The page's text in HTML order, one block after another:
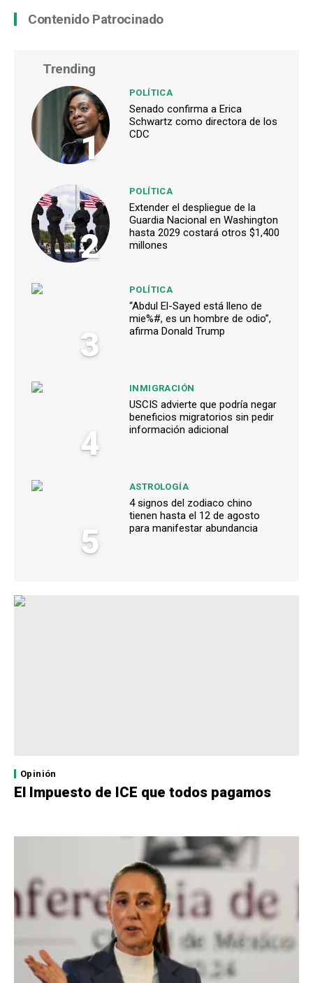
Contenido Patrocinado
Trending
1
POLÍTICA
Senado confirma a Erica
Schwartz como directora de los
CDC
2
POLÍTICA
Extender el despliegue de la
Guardia Nacional en Washington
hasta 2029 costará otros $1,400
millones
3
POLÍTICA
“Abdul El-Sayed está lleno de
mie%#, es un hombre de odio”,
afirma Donald Trump
4
INMIGRACIÓN
USCIS advierte que podría negar
beneficios migratorios sin pedir
información adicional
5
ASTROLOGÍA
4 signos del zodiaco chino
tienen hasta el 12 de agosto
para manifestar abundancia
Opinión
El Impuesto de ICE que todos pagamos